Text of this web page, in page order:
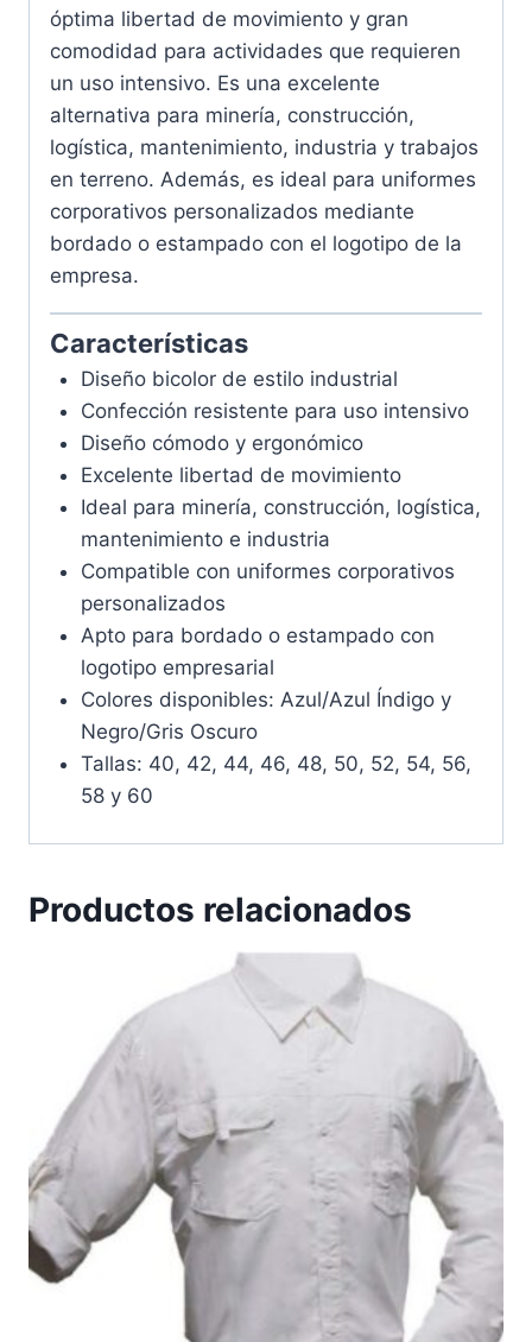
óptima libertad de movimiento y gran
comodidad para actividades que requieren
un uso intensivo. Es una excelente
alternativa para minería, construcción,
logística, mantenimiento, industria y trabajos
en terreno. Además, es ideal para uniformes
corporativos personalizados mediante
bordado o estampado con el logotipo de la
empresa.
Características
Diseño bicolor de estilo industrial
Confección resistente para uso intensivo
Diseño cómodo y ergonómico
Excelente libertad de movimiento
Ideal para minería, construcción, logística,
mantenimiento e industria
Compatible con uniformes corporativos
personalizados
Apto para bordado o estampado con
logotipo empresarial
Colores disponibles: Azul/Azul Índigo y
Negro/Gris Oscuro
Tallas: 40, 42, 44, 46, 48, 50, 52, 54, 56,
58 y 60
Productos relacionados